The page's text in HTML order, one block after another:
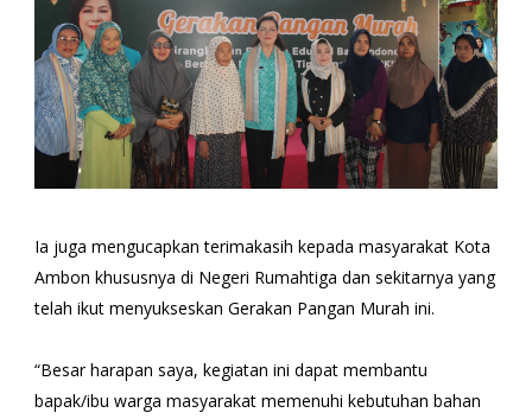
Ia juga mengucapkan terimakasih kepada masyarakat Kota
Ambon khususnya di Negeri Rumahtiga dan sekitarnya yang
telah ikut menyukseskan Gerakan Pangan Murah ini.
“Besar harapan saya, kegiatan ini dapat membantu
bapak/ibu warga masyarakat memenuhi kebutuhan bahan